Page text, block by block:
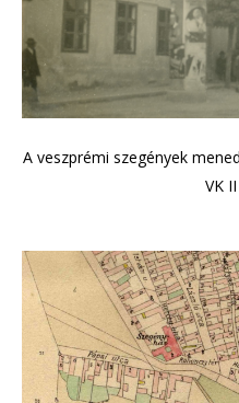
A veszprémi szegények
VK